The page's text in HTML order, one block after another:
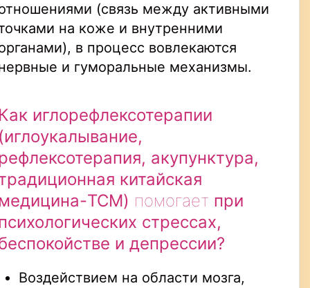
(связь между активными
на коже и внутренними
в процесс вовлекаются
и гуморальные механизмы.
иглорефлексотерапии
акупунктура,
китайская
TCM) помогает при
стрессах,
и депрессии?
Воздействием на области мозга,